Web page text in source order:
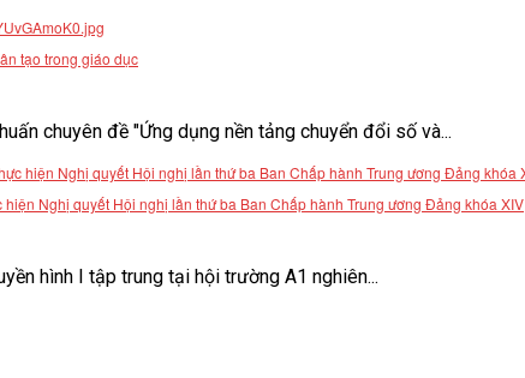
tạo trong giáo dục
chuyên đề "Ứng dụng nền tảng chuyển đổi số và...
Nghị quyết Hội nghị lần thứ ba Ban Chấp hành Trung ương Đảng khóa XIV
hình I tập trung tại hội trường A1 nghiên...